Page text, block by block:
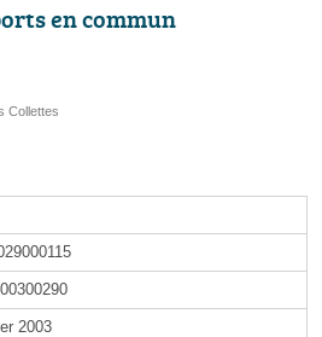
en commun
Collettes
2003